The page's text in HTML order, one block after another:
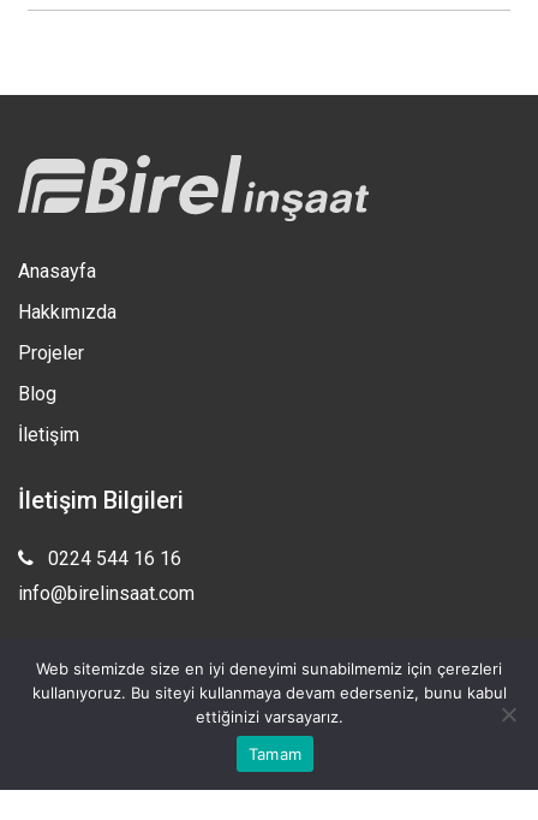
Anasayfa
Hakkımızda
Projeler
Blog
İletişim
İletişim Bilgileri
0224 544 16 16
info@birelinsaat.com
Web sitemizde size en iyi deneyimi sunabilmemiz için çerezleri
kullanıyoruz. Bu siteyi kullanmaya devam ederseniz, bunu kabul
ettiğinizi varsayarız.
Tamam